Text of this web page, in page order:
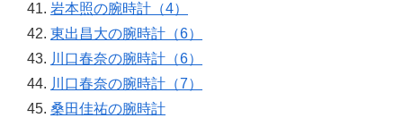
岩本照の腕時計（4）
東出昌大の腕時計（6）
川口春奈の腕時計（6）
川口春奈の腕時計（7）
桑田佳祐の腕時計